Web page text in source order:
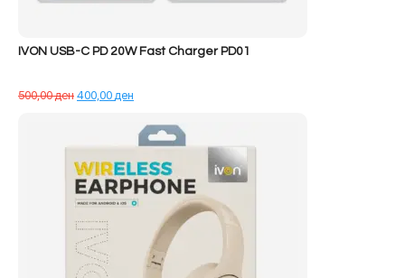
IVON USB-C PD 20W Fast Charger PD01
500,00денÇmimi
400,00ден
tanishëm
është:
400,00 ден.